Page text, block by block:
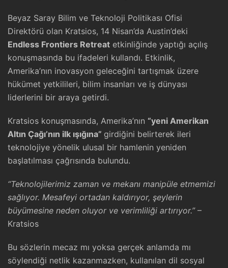
Beyaz Saray Bilim ve Teknoloji Politikası Ofisi
Direktörü olan Kratsios, 14 Nisan’da Austin’deki
Endless Frontiers Retreat etkinliğinde yaptığı açılış
konuşmasında bu ifadeleri kullandı. Etkinlik,
Amerika’nın inovasyon geleceğini tartışmak üzere
hükümet yetkilileri, bilim insanları ve iş dünyası
liderlerini bir araya getirdi.
Kratsios konuşmasında, Amerika’nın “yeni Amerikan
Altın Çağı’nın ilk ışığına” girdiğini belirterek ileri
teknolojiye yönelik ulusal bir hamlenin yeniden
başlatılması çağrısında bulundu.
“Teknolojilerimiz zaman ve mekanı manipüle etmemizi
sağlıyor. Mesafeyi ortadan kaldırıyor, şeylerin
büyümesine neden oluyor ve verimliliği artırıyor.”–
Kratsios
Bu sözlerin mecaz mı yoksa gerçek anlamda mı
söylendiği netlik kazanmazken, kullanılan dil sosyal